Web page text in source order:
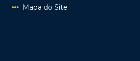
Mapa do Site